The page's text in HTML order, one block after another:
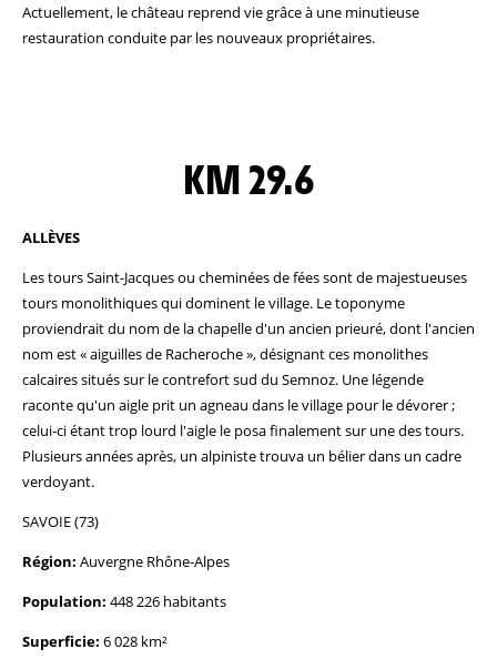
Actuellement, le château reprend vie grâce à une minutieuse
restauration conduite par les nouveaux propriétaires.
KM 29.6
ALLÈVES
Les tours Saint-Jacques ou cheminées de fées sont de majestueuses
tours monolithiques qui dominent le village. Le toponyme
proviendrait du nom de la chapelle d'un ancien prieuré, dont l'ancien
nom est « aiguilles de Racheroche », désignant ces monolithes
calcaires situés sur le contrefort sud du Semnoz. Une légende
raconte qu'un aigle prit un agneau dans le village pour le dévorer ;
celui-ci étant trop lourd l'aigle le posa finalement sur une des tours.
Plusieurs années après, un alpiniste trouva un bélier dans un cadre
verdoyant.
SAVOIE (73)
Région: Auvergne Rhône-Alpes
Population: 448 226 habitants
Superficie: 6 028 km²